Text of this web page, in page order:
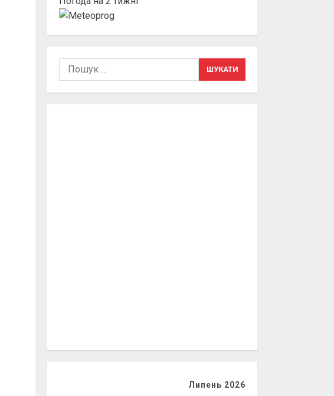
Пошук:
Липень 2026